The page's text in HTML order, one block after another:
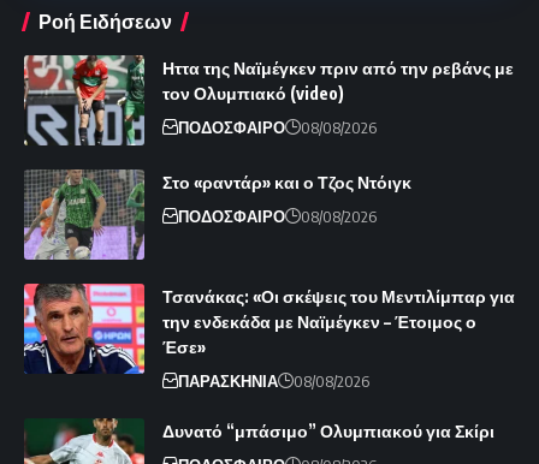
Ροή Ειδήσεων
Ηττα της Ναϊμέγκεν πριν από την ρεβάνς με
τον Ολυμπιακό (video)
ΠΟΔΟΣΦΑΙΡΟ 08/08/2026
Στο «ραντάρ» και ο Τζος Ντόιγκ
ΠΟΔΟΣΦΑΙΡΟ 08/08/2026
Τσανάκας: «Οι σκέψεις του Μεντιλίμπαρ για
την ενδεκάδα με Ναϊμέγκεν – Έτοιμος ο
Έσε»
ΠΑΡΑΣΚΗΝΙΑ 08/08/2026
Δυνατό “μπάσιμο” Ολυμπιακού για Σκίρι